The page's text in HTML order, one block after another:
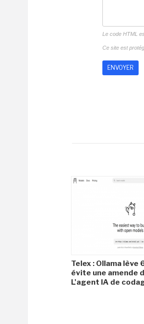
Le code HTML
Ce site est
Telex : Ollama lève
évite une amende
L'agent IA de